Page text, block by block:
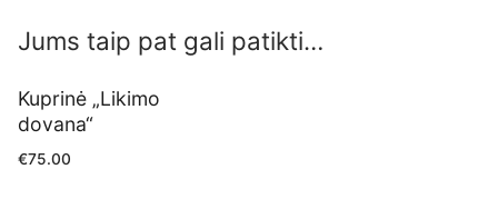
Jums taip pat gali patikti…
Kuprinė „Likimo
dovana“
€75.00